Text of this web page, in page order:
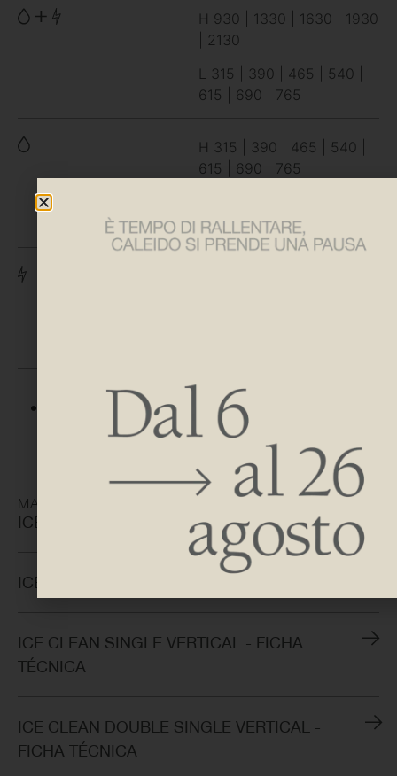
H 930 | 1330 | 1630 | 1930
| 2130
L 315 | 390 | 465 | 540 |
615 | 690 | 765
H 315 | 390 | 465 | 540 |
615 | 690 | 765
| 2020 | 2220
DESCUBRE LOS ACABADOS DISPONIBLES
MATERIAL ÚTIL
ICE SINGLE VERTICAL - FICHA TÉCNICA
ICE DOUBLE VERTICAL - FICHA TÉCNICA
ICE CLEAN SINGLE VERTICAL - FICHA
TÉCNICA
ICE CLEAN DOUBLE SINGLE VERTICAL -
FICHA TÉCNICA